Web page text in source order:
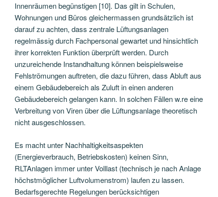
Innenräumen begünstigen [10]. Das gilt in Schulen,
Wohnungen und Büros gleichermassen grundsätzlich ist
darauf zu achten, dass zentrale Lüftungsanlagen
regelmässig durch Fachpersonal gewartet und hinsichtlich
ihrer korrekten Funktion überprüft werden. Durch
unzureichende Instandhaltung können beispielsweise
Fehlströmungen auftreten, die dazu führen, dass Abluft aus
einem Gebäudebereich als Zuluft in einen anderen
Gebäudebereich gelangen kann. In solchen Fällen w.re eine
Verbreitung von Viren über die Lüftungsanlage theoretisch
nicht ausgeschlossen.
Es macht unter Nachhaltigkeitsaspekten
(Energieverbrauch, Betriebskosten) keinen Sinn,
RLTAnlagen immer unter Volllast (technisch je nach Anlage
höchstmöglicher Luftvolumenstrom) laufen zu lassen.
Bedarfsgerechte Regelungen berücksichtigen